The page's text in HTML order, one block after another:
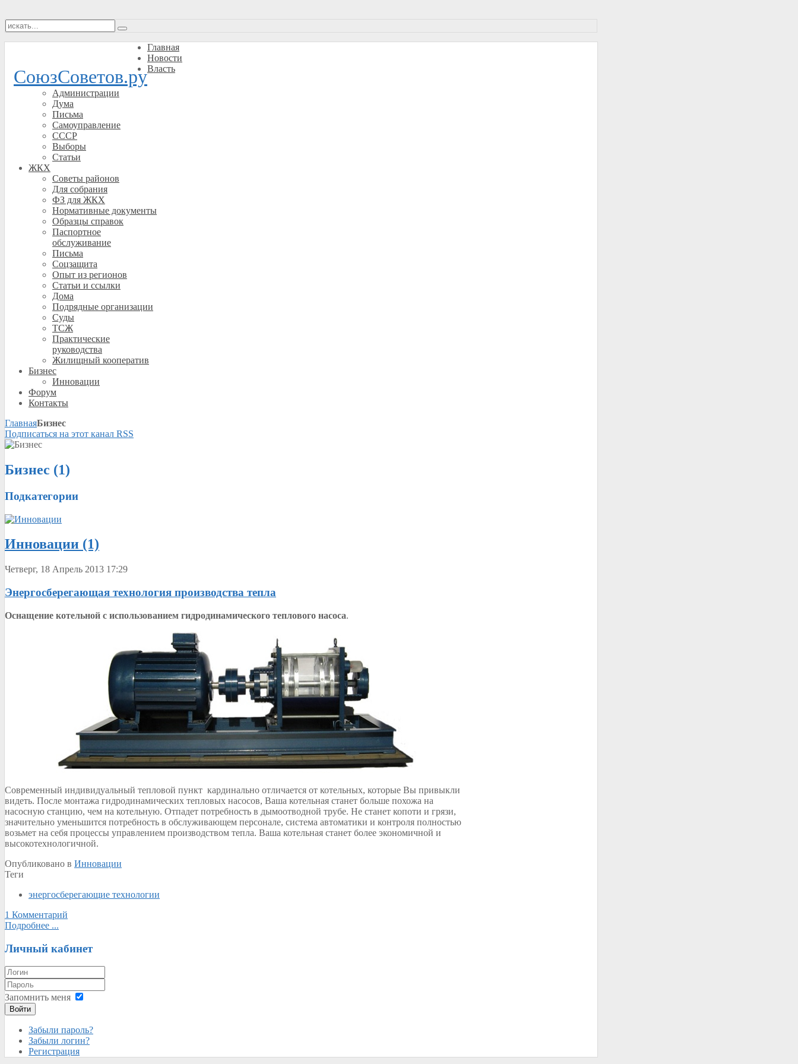
СоюзСоветов.ру
Главная
Новости
Власть
Администрации
Дума
Письма
Самоуправление
СССР
Выборы
Статьи
ЖКХ
Советы районов
Для собрания
ФЗ для ЖКХ
Нормативные документы
Образцы справок
Паспортное
обслуживание
Письма
Соцзащита
Опыт из регионов
Статьи и ссылки
Дома
Подрядные организации
Суды
ТСЖ
Практические
руководства
Жилищный кооператив
Бизнес
Инновации
Форум
Контакты
ГлавнаяБизнес
Подписаться на этот канал RSS
Бизнес (1)
Подкатегории
Инновации (1)
Четверг, 18 Апрель 2013 17:29
Энергосберегающая технология производства тепла
Оснащение котельной с использованием гидродинамического теплового насоса.
Современный индивидуальный тепловой пункт кардинально отличается от котельных, которые Вы привыкли
видеть. После монтажа гидродинамических тепловых насосов, Ваша котельная станет больше похожа на
насосную станцию, чем на котельную. Отпадет потребность в дымоотводной трубе. Не станет копоти и грязи,
значительно уменьшится потребность в обслуживающем персонале, система автоматики и контроля полностью
возьмет на себя процессы управлением производством тепла. Ваша котельная станет более экономичной и
высокотехнологичной.
Опубликовано в Инновации
Теги
энергосберегающие технологии
1 Комментарий
Подробнее ...
Личный кабинет
Запомнить меня
Войти
Забыли пароль?
Забыли логин?
Регистрация